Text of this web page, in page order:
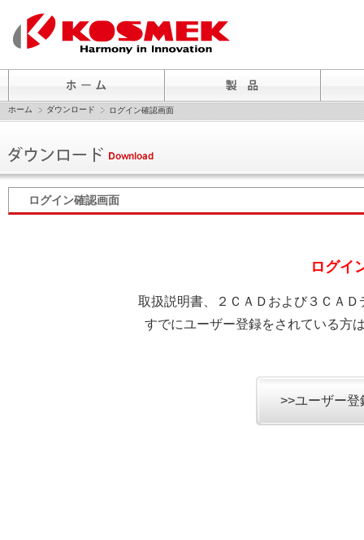
ホーム ダウンロード ログイン確認画面
ログイン確認画面
ログイ
取扱説明書、２ＣＡＤおよび３ＣＡ
すでにユーザー登録をされている方
>>ユーザー